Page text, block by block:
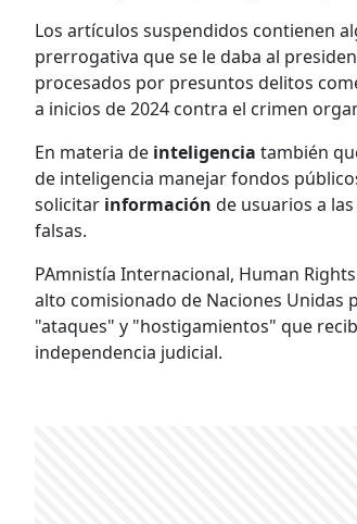
Los artículos suspendidos contienen
prerrogativa que se le daba al
procesados por presuntos delitos
a inicios de 2024 contra el crimen
En materia de inteligencia también
de inteligencia manejar fondos
solicitar información de usuarios a las
falsas.
PAmnistía Internacional, Human
alto comisionado de Naciones Unidas
"ataques" y "hostigamientos" que
independencia judicial.